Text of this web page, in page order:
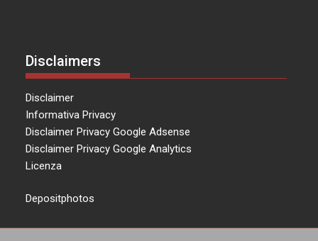
Disclaimers
Disclaimer
Informativa Privacy
Disclaimer Privacy Google Adsense
Disclaimer Privacy Google Analytics
Licenza
Depositphotos